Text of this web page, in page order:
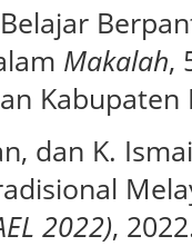
Makalah,
Kabupaten
dan K.
2022),